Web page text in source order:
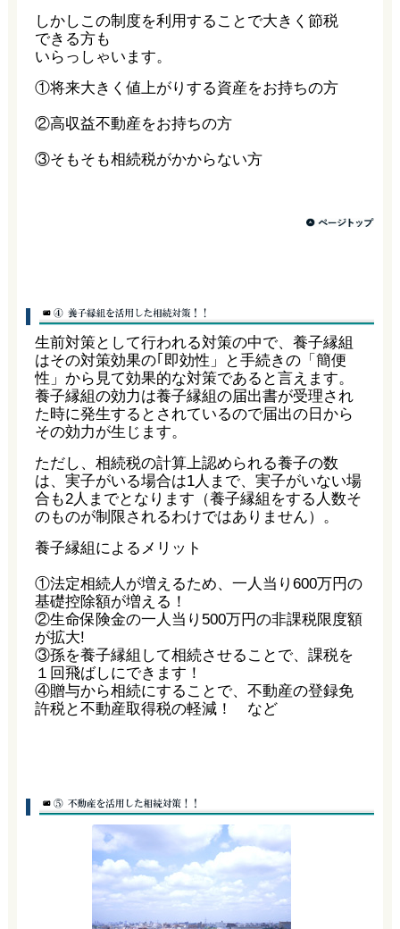
しかしこの制度を利用することで大きく節税
できる方も
いらっしゃいます。
①将来大きく値上がりする資産をお持ちの方
②高収益不動産をお持ちの方
③そもそも相続税がかからない方
生前対策として行われる対策の中で、養子縁組
はその対策効果の｢即効性」と手続きの「簡便
性」から見て効果的な対策であると言えます。
養子縁組の効力は養子縁組の届出書が受理され
た時に発生するとされているので届出の日から
その効力が生じます。
ただし、相続税の計算上認められる養子の数
は、実子がいる場合は1人まで、実子がいない場
合も2人までとなります（養子縁組をする人数そ
のものが制限されるわけではありません）。
養子縁組によるメリット
①法定相続人が増えるため、一人当り600万円の
基礎控除額が増える！
②生命保険金の一人当り500万円の非課税限度額
が拡大!
③孫を養子縁組して相続させることで、課税を
１回飛ばしにできます！
④贈与から相続にすることで、不動産の登録免
許税と不動産取得税の軽減！ など